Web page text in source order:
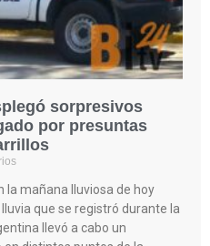
sorpresivos
por presuntas
la mañana lluviosa de hoy
que se registró durante la
llevó a cabo un